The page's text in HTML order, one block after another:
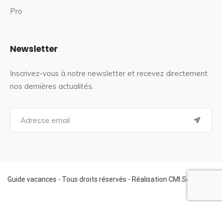
Pro
Newsletter
Inscrivez-vous à notre newsletter et recevez directement
nos dernières actualités.
a
f
o
Guide vacances - Tous droits réservés - Réalisation CMI Services